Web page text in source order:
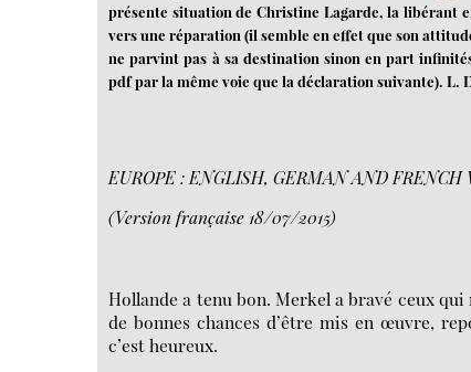
présente situation de Christine Lagarde, la libérant
vers une réparation (il semble en effet que son
ne parvint pas à sa destination sinon en part
pdf par la même voie que la déclaration suivante). L.
EUROPE : ENGLISH, GERMAN AND FRENCH
(Version française 18/07/2015)
Hollande a tenu bon. Merkel a bravé ceux
de bonnes chances d’être mis en œuvre,
c’est heureux.